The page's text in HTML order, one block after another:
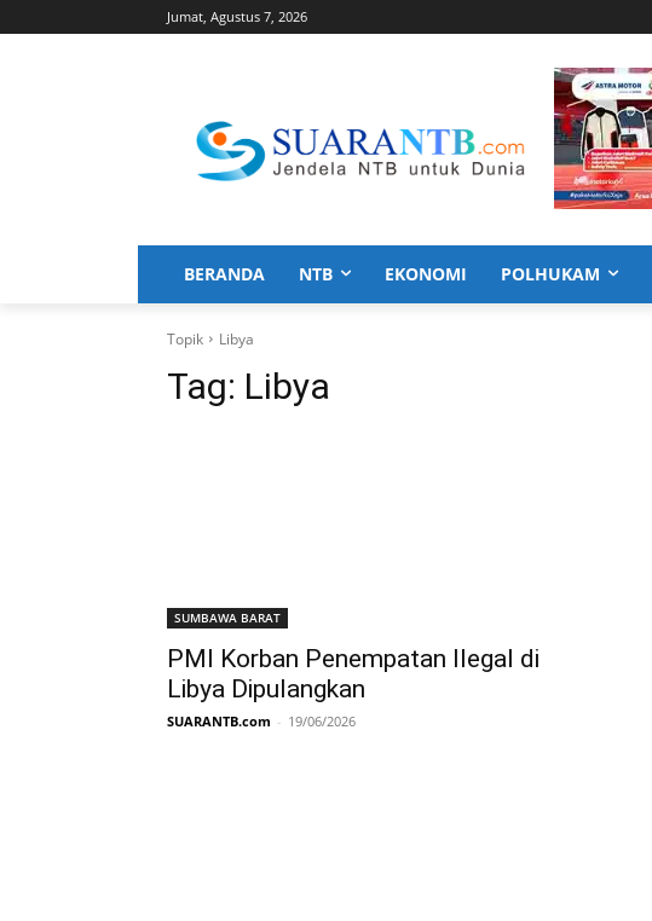
Jumat, Agustus 7, 2026
BERANDA NTB EKONOMI POLHUKAM
Topik Libya
Tag: Libya
SUMBAWA BARAT
PMI Korban Penempatan Ilegal di
Libya Dipulangkan
SUARANTB.com - 19/06/2026